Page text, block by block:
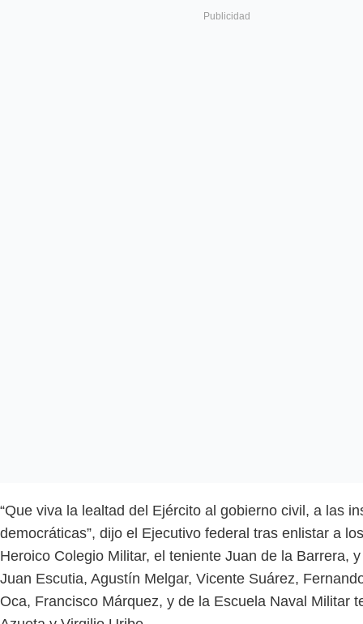
“Que viva la lealtad del Ejército al gobierno civil, a las
democráticas”, dijo el Ejecutivo federal tras enlistar a
Heroico Colegio Militar, el teniente Juan de la Barrera,
Juan Escutia, Agustín Melgar, Vicente Suárez,
Oca, Francisco Márquez, y de la Escuela Naval Militar